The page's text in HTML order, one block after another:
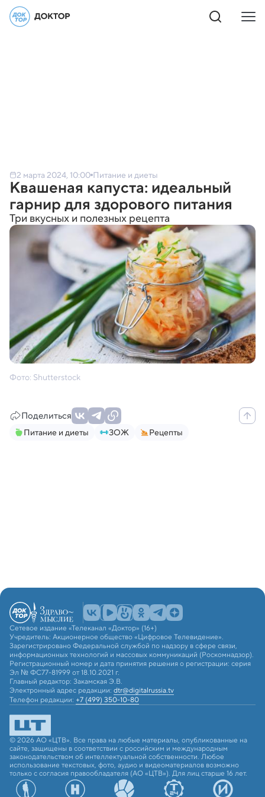
2 марта 2024, 10:00 Питание и диеты
Квашеная капуста: идеальный
гарнир для здорового питания
Три вкусных и полезных рецепта
Фото: Shutterstock
Поделиться
Питание и диеты ЗОЖ Рецепты
Сетевое издание «Телеканал «Доктор» (16+)
Учредитель: Акционерное общество «Цифровое Телевидение».
Зарегистрировано Федеральной службой по надзору в сфере связи,
информационных технологий и массовых коммуникаций (Роскомнадзор).
Регистрационный номер и дата принятия решения о регистрации: серия
Эл № ФС77-81999 от 18.10.2021 г.
Главный редактор: Закамская Э.В.
Электронный адрес редакции: dtr@digitalrussia.tv
Телефон редакции: +7 (499) 350-10-80
© 2026 АО «ЦТВ». Все права на любые материалы, опубликованные на
сайте, защищены в соответствии с российским и международным
законодательством об интеллектуальной собственности. Любое
использование текстовых, фото, аудио и видеоматериалов возможно
только с согласия правообладателя (АО «ЦТВ»). Для лиц старше 16 лет.